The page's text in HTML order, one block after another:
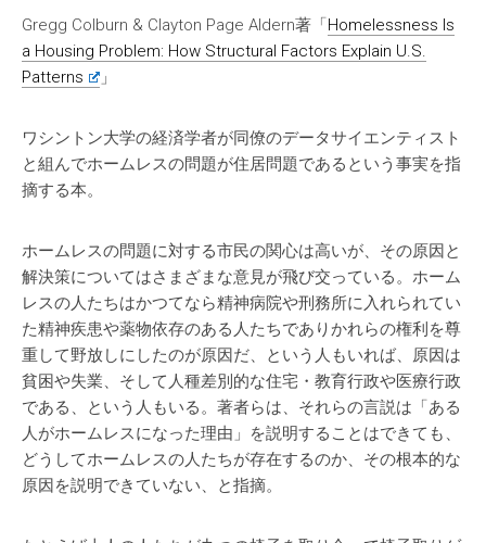
Gregg Colburn & Clayton Page Aldern著「Homelessness Is
a Housing Problem: How Structural Factors Explain U.S.
Patterns
」
ワシントン大学の経済学者が同僚のデータサイエンティスト
と組んでホームレスの問題が住居問題であるという事実を指
摘する本。
ホームレスの問題に対する市民の関心は高いが、その原因と
解決策についてはさまざまな意見が飛び交っている。ホーム
レスの人たちはかつてなら精神病院や刑務所に入れられてい
た精神疾患や薬物依存のある人たちでありかれらの権利を尊
重して野放しにしたのが原因だ、という人もいれば、原因は
貧困や失業、そして人種差別的な住宅・教育行政や医療行政
である、という人もいる。著者らは、それらの言説は「ある
人がホームレスになった理由」を説明することはできても、
どうしてホームレスの人たちが存在するのか、その根本的な
原因を説明できていない、と指摘。